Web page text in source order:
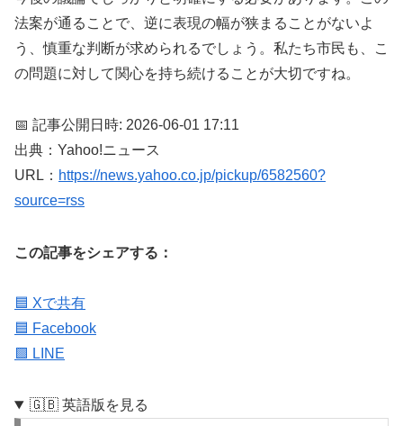
法案が通ることで、逆に表現の幅が狭まることがないよ
う、慎重な判断が求められるでしょう。私たち市民も、こ
の問題に対して関心を持ち続けることが大切ですね。
📅 記事公開日時: 2026-06-01 17:11
出典：Yahoo!ニュース
URL： https://news.yahoo.co.jp/pickup/6582560?
source=rss
この記事をシェアする：
🟦 Xで共有
🟦 Facebook
🟩 LINE
🇬🇧 英語版を見る